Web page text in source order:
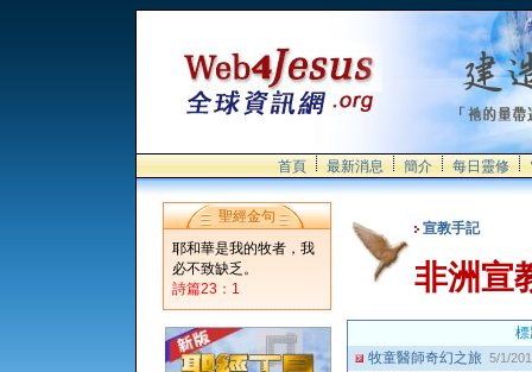
首頁 最新消息 簡介 每日靈修
聖經金句
耶和華是我的牧者，我
必不致缺乏。
詩篇23：1
宣教手記
非洲宣
標
牧童醫師奇幻之旅 5/1/